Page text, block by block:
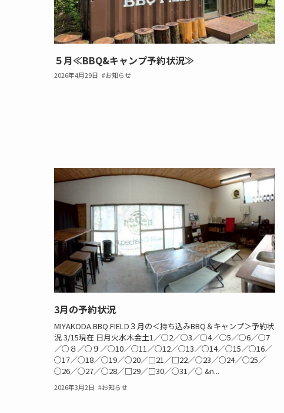
５月≪BBQ&キャンプ予約状況≫
2026年4月29日 お知らせ
3月の予約状況
MIYAKODA.BBQ.FIELD３月の＜持ち込みBBQ＆キャンプ＞予約状
況 3/15現在 日月火水木金土1／○2／○3／○4／○5／○6／○7
／○８／○９／○10／○11／○12／○13／○14／○15／○16／
○17／○18／○19／○20／□21／□22／○23／○24／○25／
○26／○27／○28／□29／□30／○31／○ &n...
2026年3月2日 お知らせ